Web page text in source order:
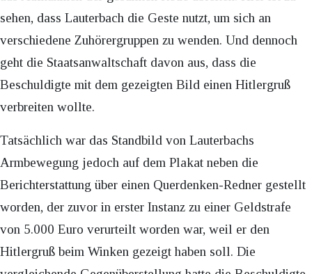
sehen, dass Lauterbach die Geste nutzt, um sich an
verschiedene Zuhörergruppen zu wenden. Und dennoch
geht die Staatsanwaltschaft davon aus, dass die
Beschuldigte mit dem gezeigten Bild einen Hitlergruß
verbreiten wollte.
Tatsächlich war das Standbild von Lauterbachs
Armbewegung jedoch auf dem Plakat neben die
Berichterstattung über einen Querdenken-Redner gestellt
worden, der zuvor in erster Instanz zu einer Geldstrafe
von 5.000 Euro verurteilt worden war, weil er den
Hitlergruß beim Winken gezeigt haben soll. Die